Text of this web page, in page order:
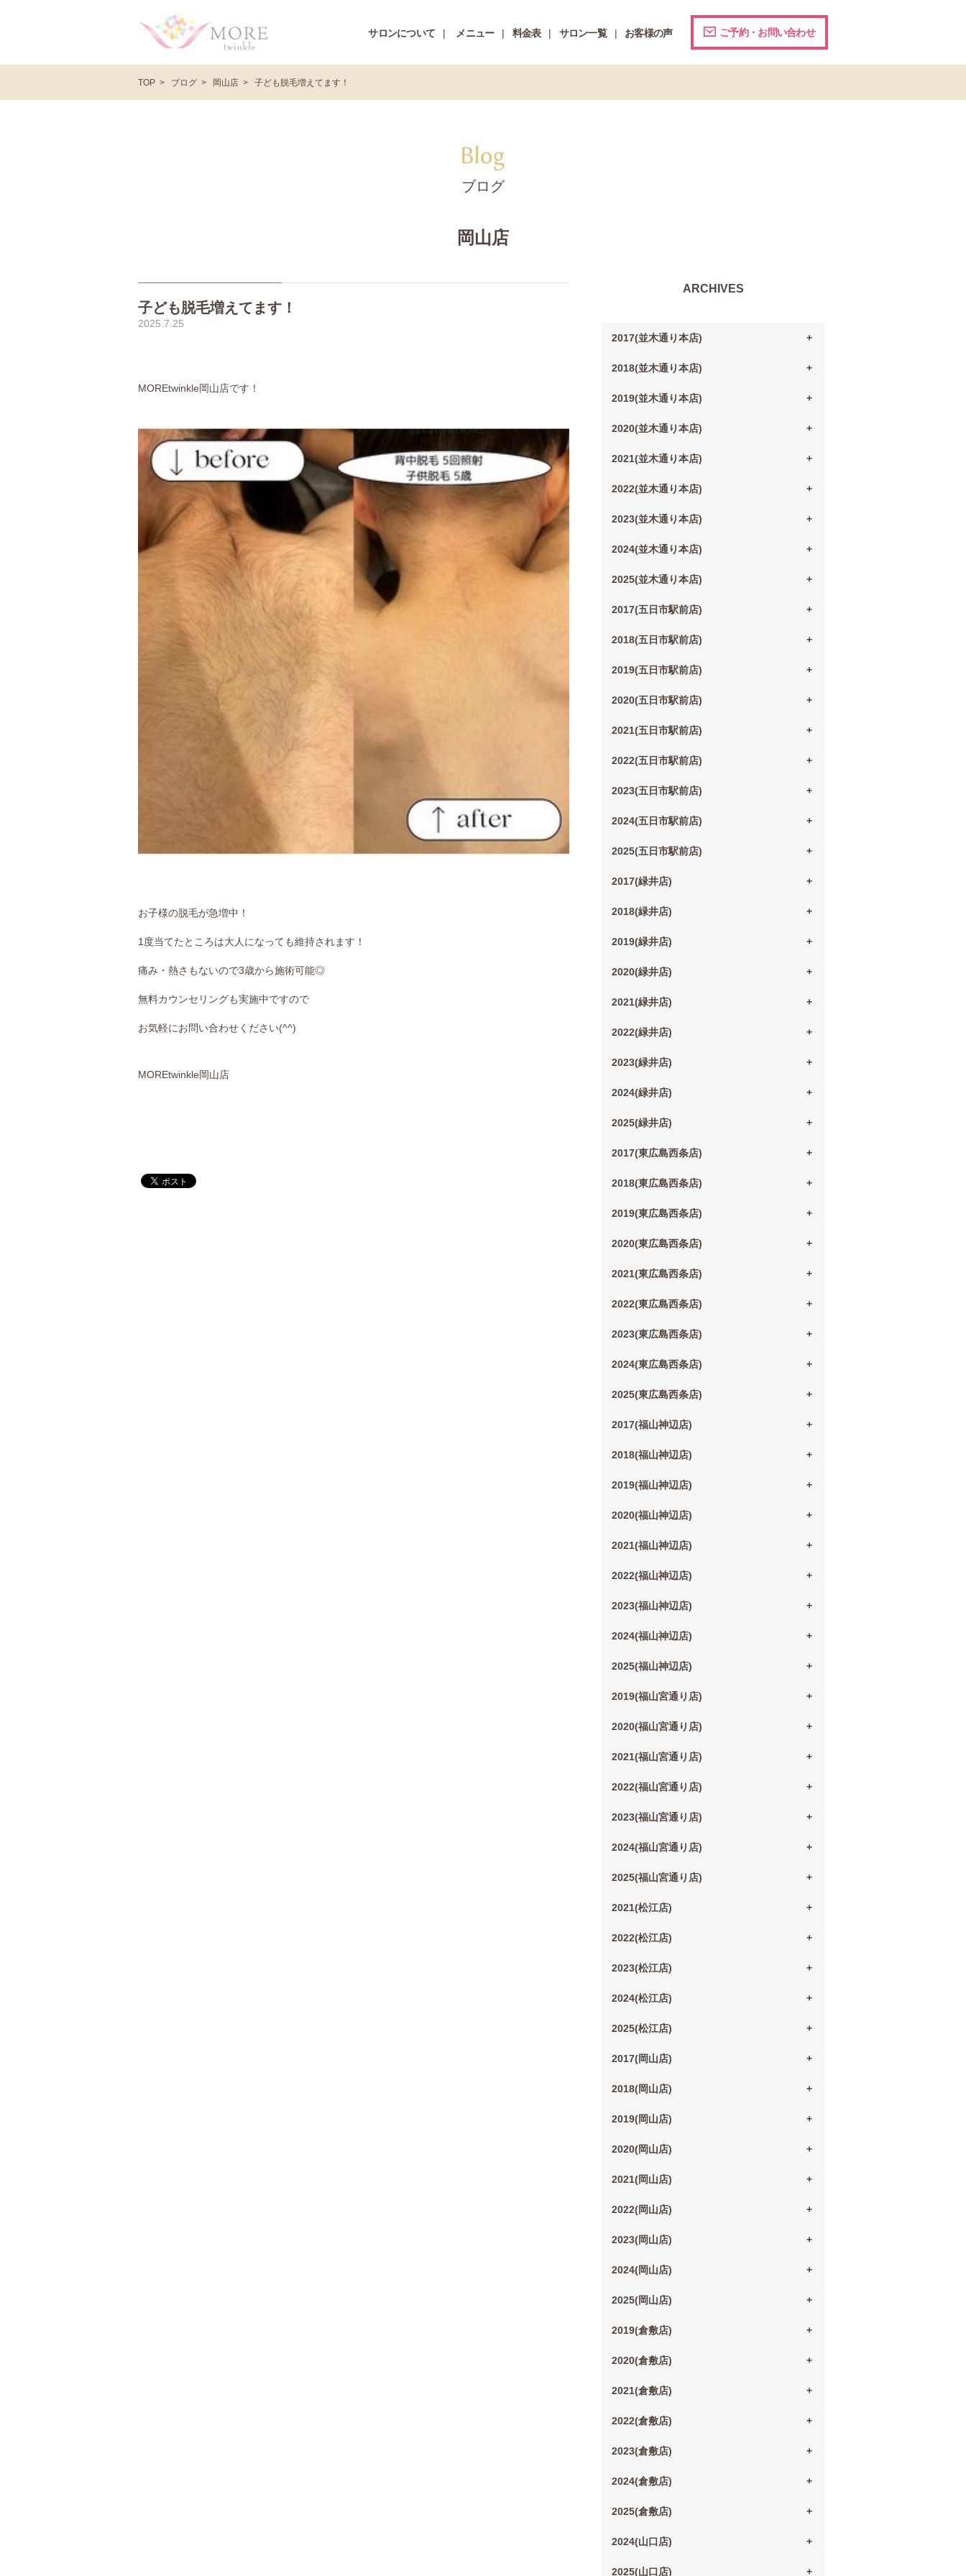
サロンについて メニュー 料金表 サロン一覧 お客様の声 ご予約・お問い合わせ
TOP ブログ 岡山店 子ども脱毛増えてます！
ブログ
岡山店
子ども脱毛増えてます！
2025.7.25
MOREtwinkle岡山店です！
お子様の脱毛が急増中！
1度当てたところは大人になっても維持されます！
痛み・熱さもないので3歳から施術可能◎
無料カウンセリングも実施中ですので
お気軽にお問い合わせください(^^)
MOREtwinkle岡山店
ARCHIVES
2017(並木通り本店)
2018(並木通り本店)
2019(並木通り本店)
2020(並木通り本店)
2021(並木通り本店)
2022(並木通り本店)
2023(並木通り本店)
2024(並木通り本店)
2025(並木通り本店)
2017(五日市駅前店)
2018(五日市駅前店)
2019(五日市駅前店)
2020(五日市駅前店)
2021(五日市駅前店)
2022(五日市駅前店)
2023(五日市駅前店)
2024(五日市駅前店)
2025(五日市駅前店)
2017(緑井店)
2018(緑井店)
2019(緑井店)
2020(緑井店)
2021(緑井店)
2022(緑井店)
2023(緑井店)
2024(緑井店)
2025(緑井店)
2017(東広島西条店)
2018(東広島西条店)
2019(東広島西条店)
2020(東広島西条店)
2021(東広島西条店)
2022(東広島西条店)
2023(東広島西条店)
2024(東広島西条店)
2025(東広島西条店)
2017(福山神辺店)
2018(福山神辺店)
2019(福山神辺店)
2020(福山神辺店)
2021(福山神辺店)
2022(福山神辺店)
2023(福山神辺店)
2024(福山神辺店)
2025(福山神辺店)
2019(福山宮通り店)
2020(福山宮通り店)
2021(福山宮通り店)
2022(福山宮通り店)
2023(福山宮通り店)
2024(福山宮通り店)
2025(福山宮通り店)
2021(松江店)
2022(松江店)
2023(松江店)
2024(松江店)
2025(松江店)
2017(岡山店)
2018(岡山店)
2019(岡山店)
2020(岡山店)
2021(岡山店)
2022(岡山店)
2023(岡山店)
2024(岡山店)
2025(岡山店)
2019(倉敷店)
2020(倉敷店)
2021(倉敷店)
2022(倉敷店)
2023(倉敷店)
2024(倉敷店)
2025(倉敷店)
2024(山口店)
2025(山口店)